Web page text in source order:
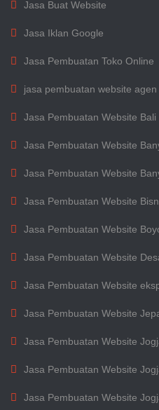
Jasa Buat Website
Jasa Iklan Google
Jasa Pembuatan Toko Online
jasa pembuatan website
Jasa Pembuatan Website Bali
Jasa Pembuatan Website
Jasa Pembuatan Website
Jasa Pembuatan Website
Jasa Pembuatan Website
Jasa Pembuatan Website
Jasa Pembuatan Website
Jasa Pembuatan Website
Jasa Pembuatan Website
Jasa Pembuatan Website
Jasa Pembuatan Website